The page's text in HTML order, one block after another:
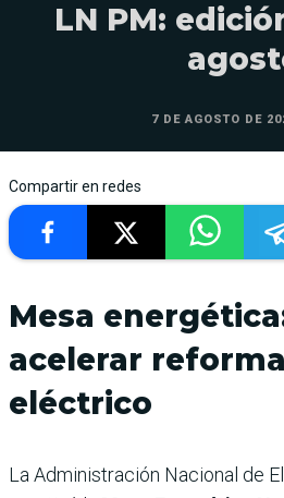
LN PM:
7 DE AGOSTO DE
Compartir en redes
Mesa
acelerar
eléctrico
La Administración Nacional de